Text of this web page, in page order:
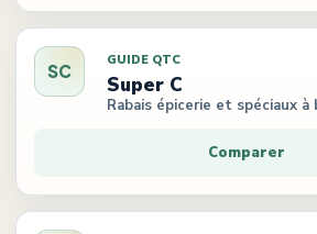
SC GUIDE QTC
Super C
Rabais épicerie et spéciaux à
Comparer